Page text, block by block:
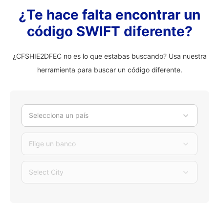
¿Te hace falta encontrar un
código SWIFT diferente?
¿CFSHIE2DFEC no es lo que estabas buscando? Usa nuestra
herramienta para buscar un código diferente.
Selecciona un país
Elige un banco
Select City